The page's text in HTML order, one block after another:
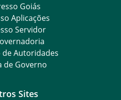
Goiás
Aplicações
Servidor
de Autoridades
de Governo
Sites